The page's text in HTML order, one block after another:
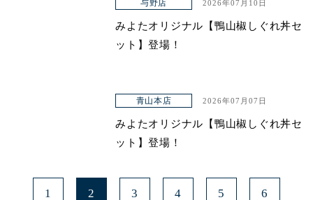
与野店 2026年07月10日
みよたオリジナル【鴨山椒しぐれ丼セ
ット】登場！
青山本店 2026年07月07日
みよたオリジナル【鴨山椒しぐれ丼セ
ット】登場！
1 2 3 4 5 6